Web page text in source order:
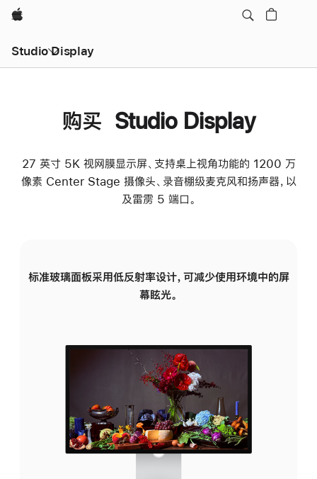
Apple
Studio Display
购买 Studio Display
27 英寸 5K 视网膜显示屏、支持桌上视角功能的 1200 万
像素 Center Stage 摄像头、录音棚级麦克风和扬声器，以
及雷雳 5 端口。
标准玻璃面板采用低反射率设计，可减少使用环境中的屏
幕眩光。